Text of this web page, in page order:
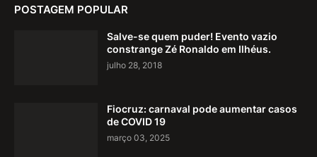
POSTAGEM POPULAR
Salve-se quem puder! Evento vazio
constrange Zé Ronaldo em Ilhéus.
julho 28, 2018
Fiocruz: carnaval pode aumentar casos
de COVID 19
março 03, 2025